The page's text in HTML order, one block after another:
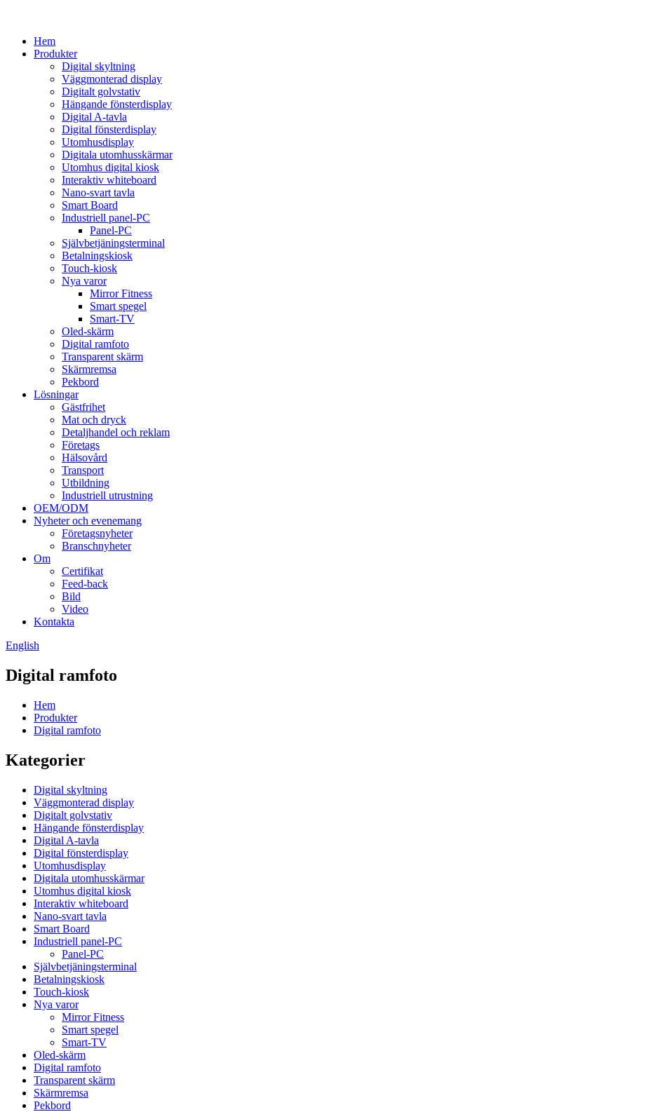
Hem
Produkter
Digital skyltning
Väggmonterad display
Digitalt golvstativ
Hängande fönsterdisplay
Digital A-tavla
Digital fönsterdisplay
Utomhusdisplay
Digitala utomhusskärmar
Utomhus digital kiosk
Interaktiv whiteboard
Nano-svart tavla
Smart Board
Industriell panel-PC
Panel-PC
Självbetjäningsterminal
Betalningskiosk
Touch-kiosk
Nya varor
Mirror Fitness
Smart spegel
Smart-TV
Oled-skärm
Digital ramfoto
Transparent skärm
Skärmremsa
Pekbord
Lösningar
Gästfrihet
Mat och dryck
Detaljhandel och reklam
Företags
Hälsovård
Transport
Utbildning
Industriell utrustning
OEM/ODM
Nyheter och evenemang
Företagsnyheter
Branschnyheter
Om
Certifikat
Feed-back
Bild
Video
Kontakta
English
Digital ramfoto
Hem
Produkter
Digital ramfoto
Kategorier
Digital skyltning
Väggmonterad display
Digitalt golvstativ
Hängande fönsterdisplay
Digital A-tavla
Digital fönsterdisplay
Utomhusdisplay
Digitala utomhusskärmar
Utomhus digital kiosk
Interaktiv whiteboard
Nano-svart tavla
Smart Board
Industriell panel-PC
Panel-PC
Självbetjäningsterminal
Betalningskiosk
Touch-kiosk
Nya varor
Mirror Fitness
Smart spegel
Smart-TV
Oled-skärm
Digital ramfoto
Transparent skärm
Skärmremsa
Pekbord